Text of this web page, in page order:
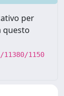
per
questo
1150